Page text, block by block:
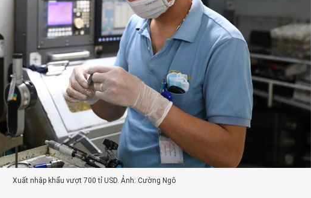
Xuất nhập khẩu vượt 700 tỉ USD. Ảnh: Cường Ngô